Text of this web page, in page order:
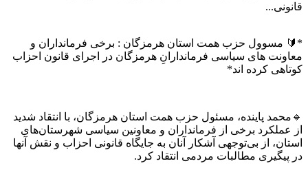
قانونی...
*🔰 مسوول حزب همت استان هرمزگان : برخی فرمانداران و
معاونت های سیاسی فرماندارانِ هرمزگان در اجرای قانون احزاب
کوتاهی کرده اند*
🔹محمد پاینده، مسئول حزب همت استان هرمزگان، با انتقاد شدید
از عملکرد برخی از فرمانداران و معاونین سیاسی شهرستان‌های
استان، از بی‌توجهی آشکار آنان به جایگاه قانونی احزاب و نقش آنها
در پیگیری مطالبات مردمی انتقاد کرد.